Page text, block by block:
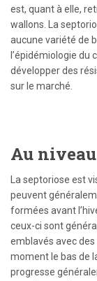
est, quant à elle,
wallons. La
aucune variété de
l’épidémiologie
développer des
sur le marché.
Au
La septoriose est
peuvent
formées avant
ceux-ci sont
emblavés avec
moment le bas de
progresse